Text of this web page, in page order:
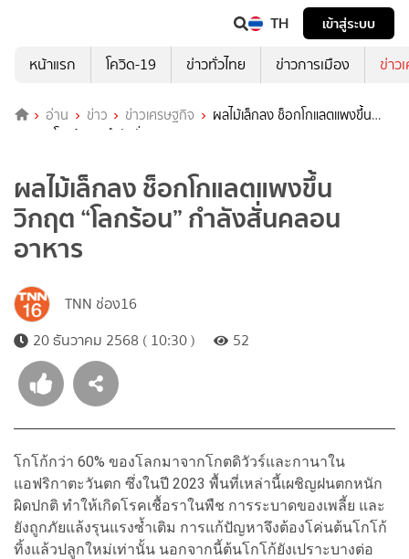
TH
เข้าสู่ระบบ
หน้าแรก
โควิด-19 ข่าวทั่วไทย ข่าวการเมือง ข่าว
อ่าน ข่าว ข่าวเศรษฐกิจ
ผลไม้เล็กลง ช็อกโกแลตแพงขึ้น
วิกฤต “โลกร้อน” กำลังสั่นคลอนอาหาร
ผลไม้เล็กลง ช็อกโกแลตแพงขึ้น
วิกฤต “โลกร้อน” กำลังสั่นคลอน
อาหาร
TNN ช่อง16
20 ธันวาคม 2568 ( 10:30 )
52
โกโก้กว่า 60% ของโลกมาจากโกตดิวัวร์และกานาใน
แอฟริกาตะวันตก ซึ่งในปี 2023 พื้นที่เหล่านี้เผชิญฝนตกหนัก
ผิดปกติ ทำให้เกิดโรคเชื้อราในพืช การระบาดของเพลี้ย และ
ยังถูกภัยแล้งรุนแรงซ้ำเติม การแก้ปัญหาจึงต้องโค่นต้นโกโก้
ทิ้งแล้วปลูกใหม่เท่านั้น นอกจากนี้ต้นโกโก้ยังเปราะบางต่อ